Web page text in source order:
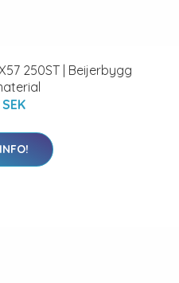
250ST | Beijerbygg